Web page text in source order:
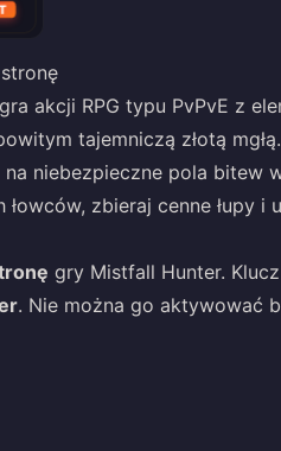
akcji RPG typu PvPvE z
tajemniczą złotą
niebezpieczne pola bitew
zbieraj cenne łupy i
gry Mistfall Hunter.
. Nie można go aktywować